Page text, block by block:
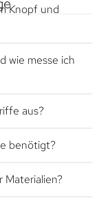
Knopf und
wie messe ich
aus?
benötigt?
Materialien?